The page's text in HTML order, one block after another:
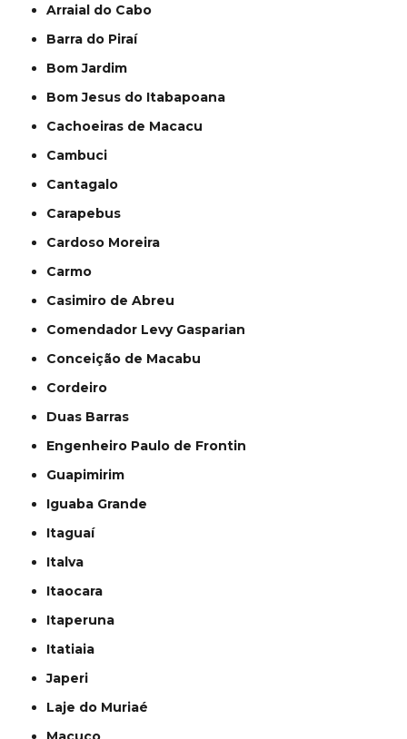
Arraial do Cabo
Barra do Piraí
Bom Jardim
Bom Jesus do Itabapoana
Cachoeiras de Macacu
Cambuci
Cantagalo
Carapebus
Cardoso Moreira
Carmo
Casimiro de Abreu
Comendador Levy Gasparian
Conceição de Macabu
Cordeiro
Duas Barras
Engenheiro Paulo de Frontin
Guapimirim
Iguaba Grande
Itaguaí
Italva
Itaocara
Itaperuna
Itatiaia
Japeri
Laje do Muriaé